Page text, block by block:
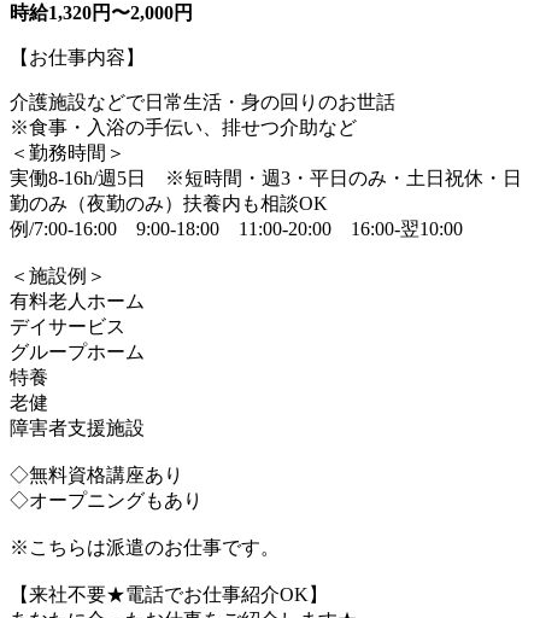
時給1,320円〜2,000円
【お仕事内容】
介護施設などで日常生活・身の回りのお世話
※食事・入浴の手伝い、排せつ介助など
＜勤務時間＞
実働8-16h/週5日 ※短時間・週3・平日のみ・土日祝休・日
勤のみ（夜勤のみ）扶養内も相談OK
例/7:00-16:00 9:00-18:00 11:00-20:00 16:00-翌10:00
＜施設例＞
有料老人ホーム
デイサービス
グループホーム
特養
老健
障害者支援施設
◇無料資格講座あり
◇オープニングもあり
※こちらは派遣のお仕事です。
【来社不要★電話でお仕事紹介OK】